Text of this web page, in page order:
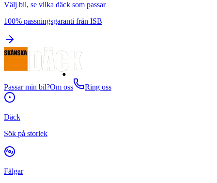
Välj bil, se vilka däck som passar
100% passningsgaranti från ISB
Passar min bil?Om oss Ring oss
Däck
Sök på storlek
Fälgar